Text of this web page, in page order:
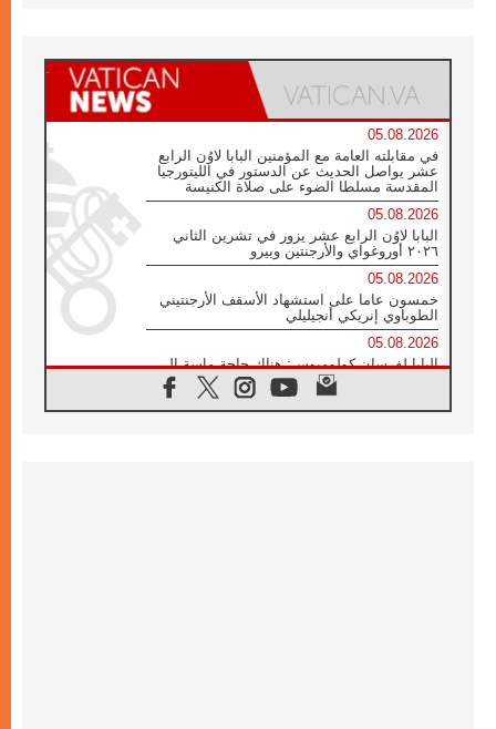
05.08.2026
في مقابلته العامة مع المؤمنين البابا لاوُن الرابع
عشر يواصل الحديث عن الدستور في الليتورجيا
المقدسة مسلطا الضوء على صلاة الكنيسة
05.08.2026
البابا لاوُن الرابع عشر يزور في تشرين الثاني
٢٠٢٦ أوروغواي والأرجنتين وبيرو
05.08.2026
خمسون عاما على استشهاد الأسقف الأرجنتيني
الطوباوي إنريكي أنجيليلي
05.08.2026
البابا لفرسان كولومبوس: هناك حاجة ماسة إلى
أنبياء تناغم يسعون إلى بناء الجسور
04.08.2026